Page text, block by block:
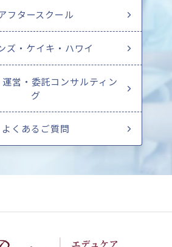
フタースクール
ズ・ケイキ・ハワイ
営・委託コンサルティン
グ
よくあるご質問